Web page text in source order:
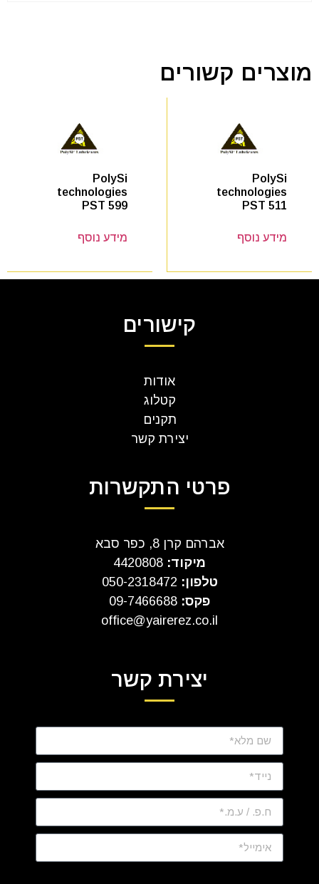
מוצרים קשורים
PolySi
technologies
PST 511
מידע נוסף
PolySi
technologies
PST 599
מידע נוסף
קישורים
אודות
קטלוג
תקנים
יצירת קשר
פרטי התקשרות
אברהם קרן 8, כפר סבא
מיקוד:
טלפון:
פקס: 09-7466688
office@yairerez.co.il
יצירת קשר